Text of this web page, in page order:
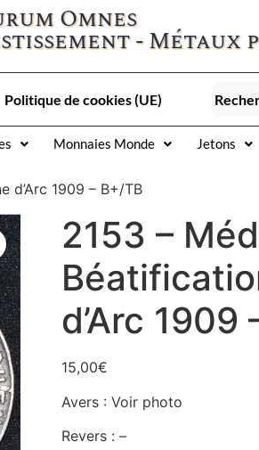
Omnes
- Métaux
Politique de cookies (UE)
Monnaies Monde Jetons
d’Arc 1909 – B+/TB
2153 –
d’Arc 1909
15,00€
Avers : Voir photo
Revers : –